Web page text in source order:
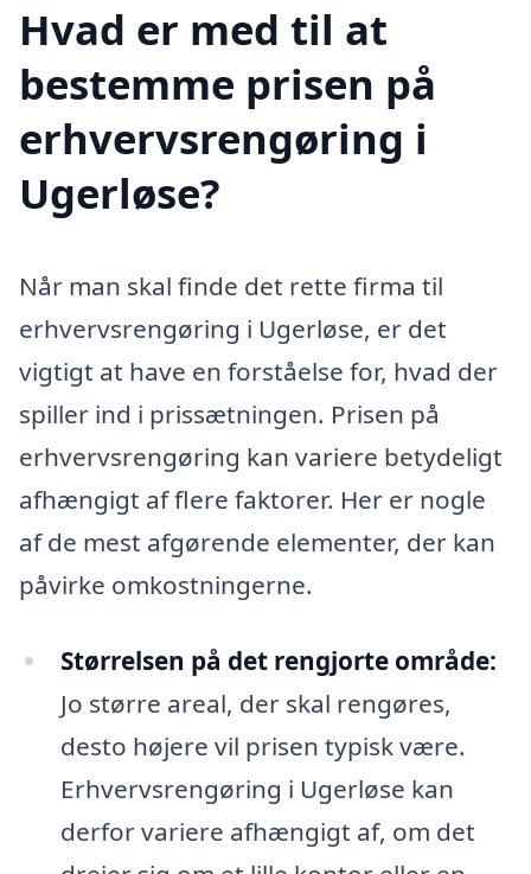
Hvad er med til at
bestemme prisen på
erhvervsrengøring i
Ugerløse?
Når man skal finde det rette firma til
erhvervsrengøring i Ugerløse, er det
vigtigt at have en forståelse for, hvad der
spiller ind i prissætningen. Prisen på
erhvervsrengøring kan variere betydeligt
afhængigt af flere faktorer. Her er nogle
af de mest afgørende elementer, der kan
påvirke omkostningerne.
Størrelsen på det rengjorte område:
Jo større areal, der skal rengøres,
desto højere vil prisen typisk være.
Erhvervsrengøring i Ugerløse kan
derfor variere afhængigt af, om det